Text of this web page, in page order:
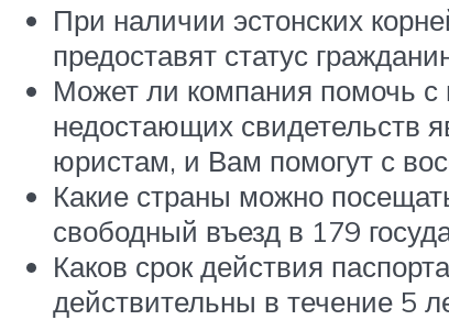
При наличии эстонских
предоставят статус
Может ли компания помочь с
недостающих свидетельств
юристам, и Вам помогут с
Какие страны можно
свободный въезд в 179
Каков срок действия
действительны в течение 5